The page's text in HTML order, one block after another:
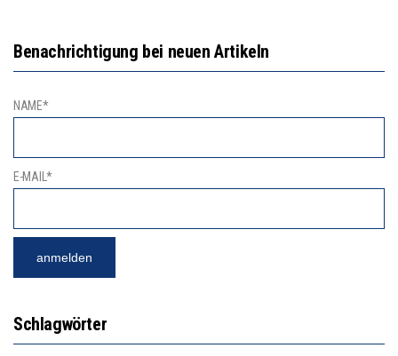
Benachrichtigung bei neuen Artikeln
NAME*
E-MAIL*
Schlagwörter